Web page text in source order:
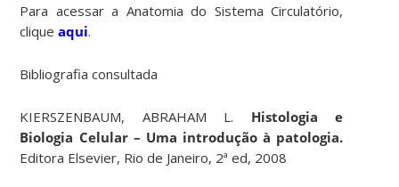
Para acessar a Anatomia do Sistema Circulatório,
cliqueaqui.
Bibliografia consultada
KIERSZENBAUM, ABRAHAM L. Histologia e
Biologia Celular – Uma introdução à patologia.
Editora Elsevier, Rio de Janeiro, 2ª ed, 2008